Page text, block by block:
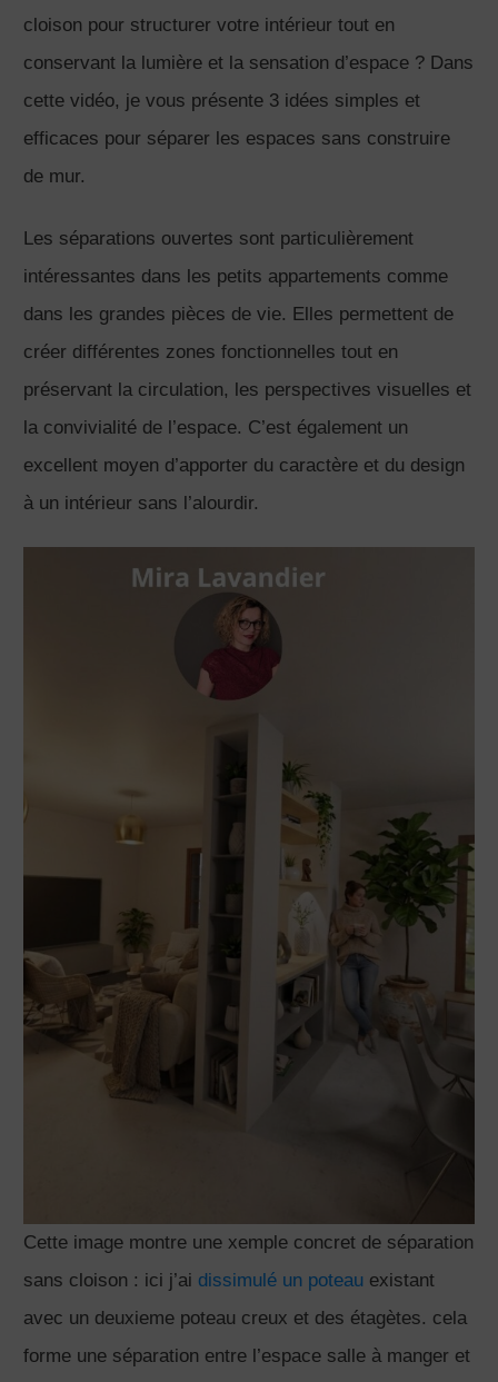
cloison pour structurer votre intérieur tout en
conservant la lumière et la sensation d’espace ? Dans
cette vidéo, je vous présente 3 idées simples et
efficaces pour séparer les espaces sans construire
de mur.
Les séparations ouvertes sont particulièrement
intéressantes dans les petits appartements comme
dans les grandes pièces de vie. Elles permettent de
créer différentes zones fonctionnelles tout en
préservant la circulation, les perspectives visuelles et
la convivialité de l’espace. C’est également un
excellent moyen d’apporter du caractère et du design
à un intérieur sans l’alourdir.
Cette image montre une xemple concret de séparation
sans cloison : ici j’ai dissimulé un poteau existant
avec un deuxieme poteau creux et des étagètes. cela
forme une séparation entre l’espace salle à manger et